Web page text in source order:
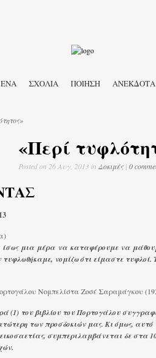
ΣΧΟΛΙΑ ΠΟΙΗΣΗ ΑΝΕΚΔΟΤΑ
«Περί
Postedon 26 Αυγ, 2013 in Δοκιμές| 0
ίσως μια μέρα να καταφέρουμε να
τυφλωθήκαμε, νομίζω ότι είμαστε
Νομπελίστα Ζοσέ Σαραμάγκου
του βιβλίου του Πορτογάλου
των προσδοκιών μας. Κι όμως,
συμπεριλαμβάνεται δε στα